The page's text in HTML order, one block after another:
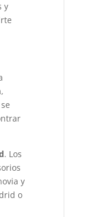
y
. Los
y
o